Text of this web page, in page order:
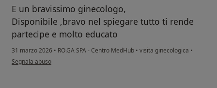
E un bravissimo ginecologo,
Disponibile ,bravo nel spiegare tutto ti rende
partecipe e molto educato
31 marzo 2026 • RO.GA SPA - Centro MedHub • visita ginecologica •
secondo l'opinione dell'utente Pl
Segnala abuso